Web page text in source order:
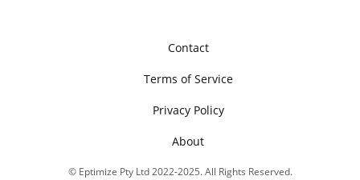
Contact
Terms of Service
Privacy Policy
About
© Eptimize Pty Ltd 2022-2025. All Rights Reserved.